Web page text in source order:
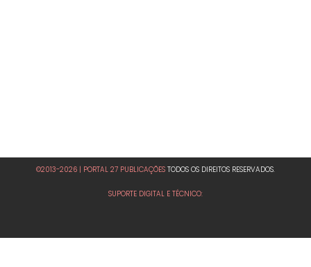
©2013-2026 | PORTAL 27 PUBLICAÇÕES TODOS OS DIREITOS RESERVADOS.
SUPORTE DIGITAL E TÉCNICO: